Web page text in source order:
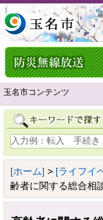
玉名市コンテンツ
[ホーム] > [ライフイ
齢者に関する総合相